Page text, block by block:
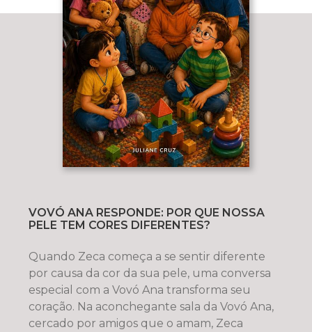
VOVÓ ANA RESPONDE: POR QUE NOSSA
PELE TEM CORES DIFERENTES?
Quando Zeca começa a se sentir diferente
por causa da cor da sua pele, uma conversa
especial com a Vovó Ana transforma seu
coração. Na aconchegante sala da Vovó Ana,
cercado por amigos que o amam, Zeca